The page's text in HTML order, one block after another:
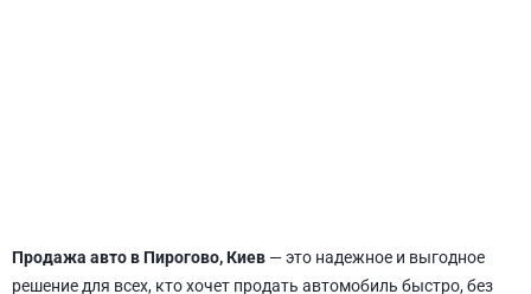
Продажа авто в Пирогово, Киев — это надежное и выгодное
решение для всех, кто хочет продать автомобиль быстро, без